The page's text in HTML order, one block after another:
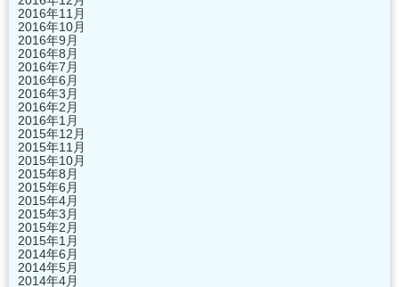
2016年11月
2016年10月
2016年9月
2016年8月
2016年7月
2016年6月
2016年3月
2016年2月
2016年1月
2015年12月
2015年11月
2015年10月
2015年8月
2015年6月
2015年4月
2015年3月
2015年2月
2015年1月
2014年6月
2014年5月
2014年4月